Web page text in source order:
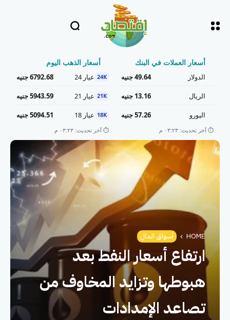
أسعار العملات في البنك
الدولار 49.64 جنيه
الريال 13.16 جنيه
اليورو 57.26 جنيه
⏱️ آخر تحديث: ٠٣:٢٣ م
أسعار الذهب اليوم
24K عيار 24 6792.68 جنيه
21K عيار 21 5943.59 جنيه
18K عيار 18 5094.51 جنيه
⏱️ آخر تحديث: ٠٣:٢٣ م
HOME أسواق المال
ارتفاع أسعار النفط بعد
هبوطها وتزايد المخاوف من
تصاعد الإمدادات